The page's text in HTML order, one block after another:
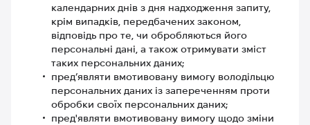
календарних днів з дня надходження запиту,
крім випадків, передбачених законом,
відповідь про те, чи обробляються його
персональні дані, а також отримувати зміст
таких персональних даних;
пред’являти вмотивовану вимогу володільцю
персональних даних із запереченням проти
обробки своїх персональних даних;
пред'являти вмотивовану вимогу щодо зміни